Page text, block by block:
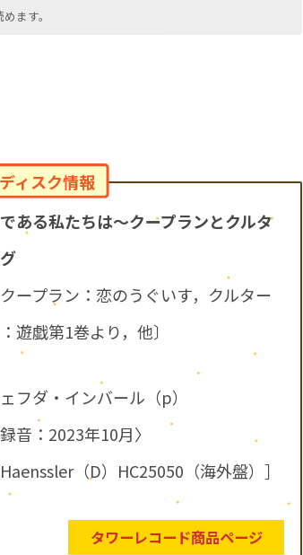
ます。
ディスク情報
ある私たちは～クープランとクルタ
クープラン：恋のうぐいす，クルター
遊戯第1巻より，他〕
フダ・インバール（p）
録音：2023年10月〉
Haenssler（D）HC25050（海外盤）］
タワーレコード商品ページ